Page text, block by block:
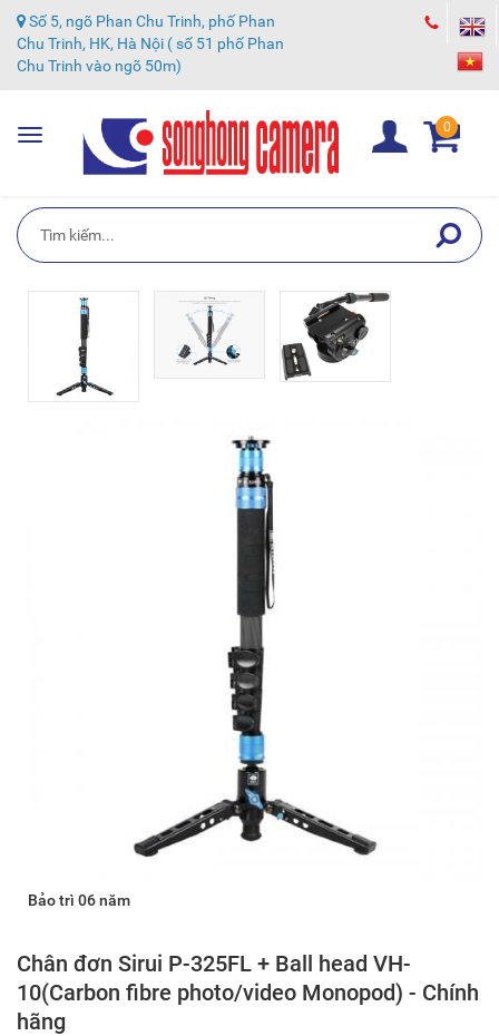
Số 5, ngõ Phan Chu Trinh, phố Phan
Chu Trinh, HK, Hà Nội ( số 51 phố Phan
Chu Trinh vào ngõ 50m)
Toggle
navigation
0
Bảo trì 06 năm
Chân đơn Sirui P-325FL + Ball head VH-
10(Carbon fibre photo/video Monopod) - Chính
hãng